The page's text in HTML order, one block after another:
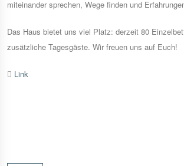
miteinander sprechen, Wege finden und
Das Haus bietet uns viel Platz: derzeit 80
zusätzliche Tagesgäste. Wir freuen uns auf Euch!
Link